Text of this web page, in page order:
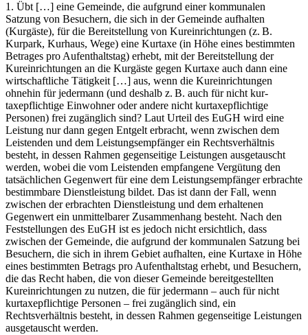
1. Übt […] eine Gemeinde, die aufgrund einer kommunalen
Satzung von Besuchern, die sich in der Gemeinde aufhalten
(Kurgäste), für die Bereitstellung von Kureinrichtungen (z. B.
Kurpark, Kurhaus, Wege) eine Kurtaxe (in Höhe eines bestimmten
Betrages pro Aufenthaltstag) erhebt, mit der Bereitstellung der
Kureinrichtungen an die Kurgäste gegen Kurtaxe auch dann eine
wirtschaftliche Tätigkeit […] aus, wenn die Kureinrichtungen
ohnehin für jedermann (und deshalb z. B. auch für nicht kur-
taxepflichtige Einwohner oder andere nicht kurtaxepflichtige
Personen) frei zugänglich sind? Laut Urteil des EuGH wird eine
Leistung nur dann gegen Entgelt erbracht, wenn zwischen dem
Leistenden und dem Leistungsempfänger ein Rechtsverhältnis
besteht, in dessen Rahmen gegenseitige Leistungen ausgetauscht
werden, wobei die vom Leistenden empfangene Vergütung den
tatsächlichen Gegenwert für eine dem Leistungsempfänger erbrachte
bestimmbare Dienstleistung bildet. Das ist dann der Fall, wenn
zwischen der erbrachten Dienstleistung und dem erhaltenen
Gegenwert ein unmittelbarer Zusammenhang besteht. Nach den
Feststellungen des EuGH ist es jedoch nicht ersichtlich, dass
zwischen der Gemeinde, die aufgrund der kommunalen Satzung bei
Besuchern, die sich in ihrem Gebiet aufhalten, eine Kurtaxe in Höhe
eines bestimmten Betrags pro Aufenthaltstag erhebt, und Besuchern,
die das Recht haben, die von dieser Gemeinde bereitgestellten
Kureinrichtungen zu nutzen, die für jedermann – auch für nicht
kurtaxepflichtige Personen – frei zugänglich sind, ein
Rechtsverhältnis besteht, in dessen Rahmen gegenseitige Leistungen
ausgetauscht werden.